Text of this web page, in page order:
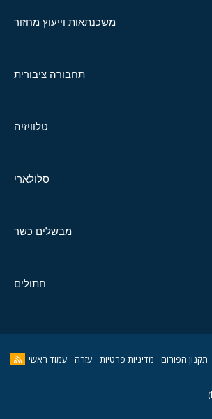
משכנתאות וייעוץ מחזור
תחבורה ציבורית
טלוויזיה
סלולארי
מבשלים כשר
חתולים
תקנון הפורום מדיניות פרטיות עזרה עמוד ראשי